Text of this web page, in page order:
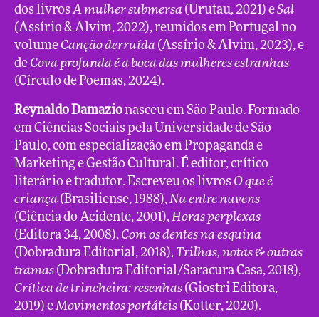
dos livrosA mulher submersa (Urutau, 2021) eSal
(Assírio & Alvim, 2022), reunidos em Portugal no
volume Canção derruída (Assírio & Alvim, 2023), e
de Cova profunda é a boca das mulheres estranhas
(Círculo de Poemas, 2024).
Reynaldo Damazionasceu em São Paulo. Formado
em Ciências Sociais pela Universidade de São
Paulo, com especialização em Propaganda e
Marketing e Gestão Cultural. É editor, crítico
literário e tradutor. Escreveu os livros O que é
criança (Brasiliense, 1988),Nu entre nuvens
(Ciência do Acidente, 2001),Horas perplexas
(Editora 34, 2008), Com os dentes na esquina
(Dobradura Editorial, 2018), Trilhas, notas & outras
tramas (Dobradura Editorial/Saracura Casa, 2018),
Crítica de trincheira: resenhas (Giostri Editora,
2019) eMovimentos portáteis (Kotter, 2020).